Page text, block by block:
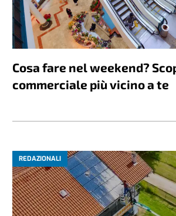
Cosa fare nel weekend?
commerciale più vicino a te
REDAZIONALI